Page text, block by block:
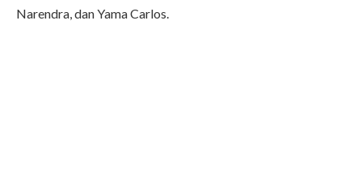
Narendra, dan Yama Carlos.